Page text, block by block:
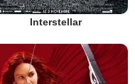
Interstellar